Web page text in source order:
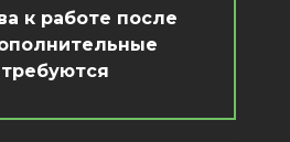
к работе после